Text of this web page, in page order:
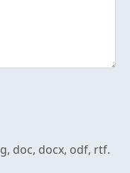
doc, docx, odf, rtf.